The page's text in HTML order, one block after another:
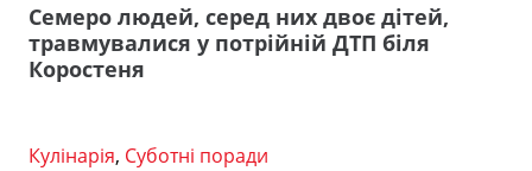
Семеро людей, серед них двоє дітей,
травмувалися у потрійній ДТП біля
Коростеня
Кулінарія, Суботні поради